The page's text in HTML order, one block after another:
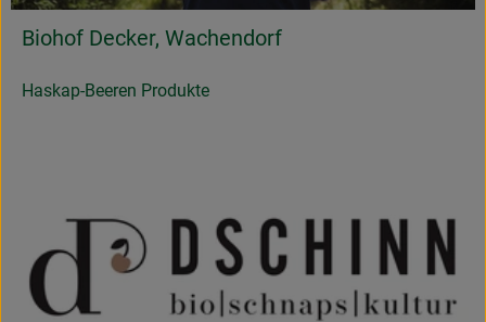
Biohof Decker, Wachendorf
Haskap-Beeren Produkte